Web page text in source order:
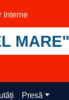
Interne
MARE"
Presă